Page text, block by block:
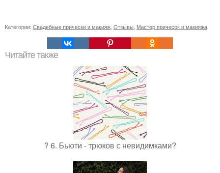
Категории: Свадебные прически и макияж Отзывы Мастер причесок и макияжа
Читайте также
? 6. Бьюти - трюков с невидимками?